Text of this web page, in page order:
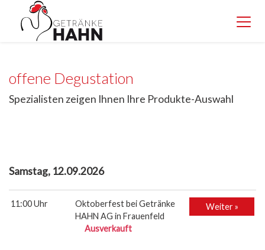
offene Degustation
Spezialisten zeigen Ihnen Ihre Produkte-Auswahl
Samstag, 12.09.2026
11:00 Uhr
Oktoberfest bei Getränke
HAHN AG in Frauenfeld
Ausverkauft
Weiter »